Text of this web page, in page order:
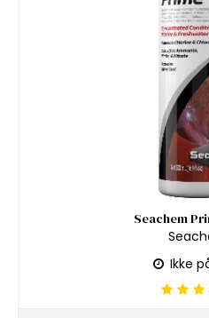
Seachem
Ikke